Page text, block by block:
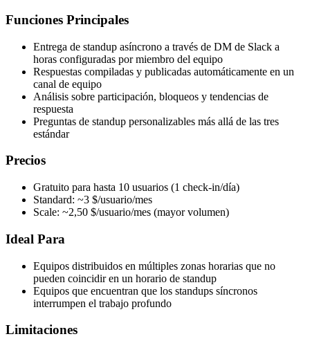
Funciones Principales
Entrega de standup asíncrono a través de DM de Slack a
horas configuradas por miembro del equipo
Respuestas compiladas y publicadas automáticamente en un
canal de equipo
Análisis sobre participación, bloqueos y tendencias de
respuesta
Preguntas de standup personalizables más allá de las tres
estándar
Precios
Gratuito para hasta 10 usuarios (1 check-in/día)
Standard: ~3 $/usuario/mes
Scale: ~2,50 $/usuario/mes (mayor volumen)
Ideal Para
Equipos distribuidos en múltiples zonas horarias que no
pueden coincidir en un horario de standup
Equipos que encuentran que los standups síncronos
interrumpen el trabajo profundo
Limitaciones